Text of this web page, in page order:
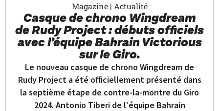
Magazine| Actualité
Casque de chrono Wingdream
de Rudy Project : débuts officiels
avec l’équipe Bahrain Victorious
sur le Giro.
Le nouveau casque de chrono Wingdream de
Rudy Project a été officiellement présenté dans
la septième étape de contre-la-montre du Giro
2024. Antonio Tiberi de l'équipe Bahrain